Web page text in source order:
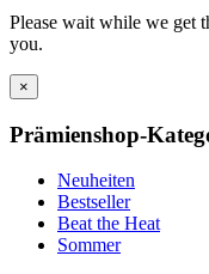
Please wait while we get
you.
×
Prämienshop-
Neuheiten
Bestseller
Beat the Heat
Sommer